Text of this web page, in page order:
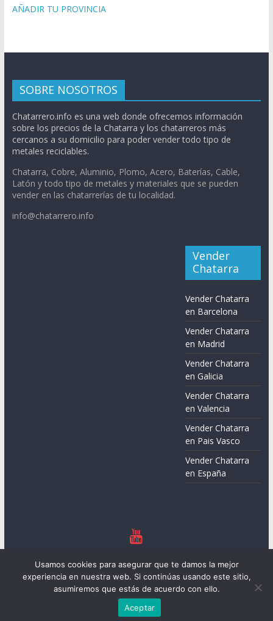
AÑADIR TU PROVINCIA
SOBRE NOSOTROS
Chatarrero.info es una web donde ofrecemos información
sobre los precios de la Chatarra y los chatarreros más
cercanos a su domicilio para poder vender todo tipo de
metales reciclables.
Chatarra, Cobre, Aluminio, Plomo, Acero, Baterías, Cable,
Latón y todo tipo de metales y materiales que se pueden
vender en las chatarrerías de tu localidad.
info@chatarrero.info
Vender
Chatarra
Vender Chatarra
en Barcelona
Vender Chatarra
en Madrid
Vender Chatarra
en Galicia
Vender Chatarra
en Valencia
Vender Chatarra
en Pais Vasco
Vender Chatarra
en España
derechos reservados.
Tema:ColorMagpor ThemeGrill. Funciona conWordPress
Usamos cookies para asegurar que te damos la mejor
experiencia en nuestra web. Si continúas usando este sitio,
asumiremos que estás de acuerdo con ello.
Aceptar